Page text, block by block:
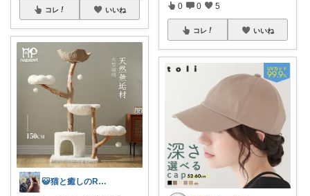
コレ いいね
😺猫と癒しのRoom😺
0 0 5
コレ いいね